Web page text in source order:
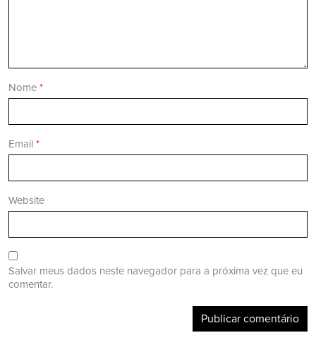
Nome *
Email *
Website
Salvar meus dados neste navegador para a próxima vez que eu
comentar.